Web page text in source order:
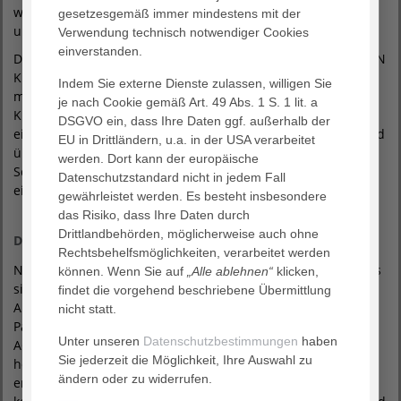
werden sollen. Sie müssen explizit ihre Zustimmung geben
und haben immer die Hoheit über ihre Daten.
Die schnelle und groß angelegte Einbindung der AGAPLESION
Krankenhäuser ist außergewöhnlich und nur deshalb
möglich, weil AGAPLESION – anders als andere
Krankenhauskonzerne – nahezu flächendeckend ein
einheitliches Krankenhausinformationssystem (KIS) nutzt und
über eine einheitliche Datenablage verfügt. Nur eine
Schnittstelle ist nötig, um den Entlassbrief in TK-Safe
einzuspeisen.
Die Entwicklung der Digitalisierung bei AGAPLESION
Neben der Digitalisierung von Daten, Prozessen und Services
sind Plattformen wie TK-Safe wichtige Schritte, um interne
Abläufe zu optimieren und die Kommunikation mit den
Patient:innen zu verbessern. „Digitalisierung hat bei
AGAPLESION immer einen dienenden Charakter. Und sie ist
heutzutage das wichtigste Werkzeug, um Transparenz zu
erzeugen. Dies zeigt auch TK-Safe. Je lückenloser,
gesetzesgemäß immer mindestens mit der
Verwendung technisch notwendiger Cookies
einverstanden.
Indem Sie externe Dienste zulassen, willigen Sie
je nach Cookie gemäß Art. 49 Abs. 1 S. 1 lit. a
DSGVO ein, dass Ihre Daten ggf. außerhalb der
EU in Drittländern, u.a. in der USA verarbeitet
werden. Dort kann der europäische
Datenschutzstandard nicht in jedem Fall
gewährleistet werden. Es besteht insbesondere
das Risiko, dass Ihre Daten durch
Drittlandbehörden, möglicherweise auch ohne
Rechtsbehelfsmöglichkeiten, verarbeitet werden
können. Wenn Sie auf „Alle ablehnen“ klicken,
findet die vorgehend beschriebene Übermittlung
nicht statt.
Unter unseren Datenschutzbestimmungen haben
Sie jederzeit die Möglichkeit, Ihre Auswahl zu
ändern oder zu widerrufen.